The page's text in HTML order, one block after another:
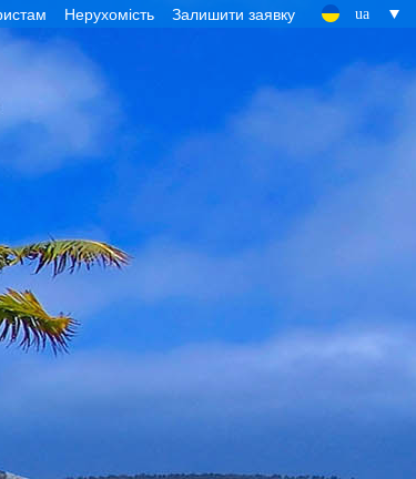
Нерухомість Залишити заявку ua